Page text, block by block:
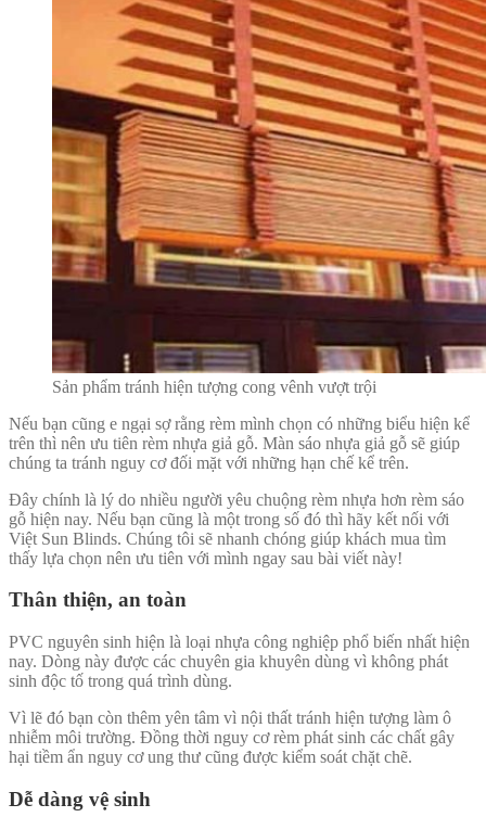
Sản phẩm tránh hiện tượng cong vênh vượt trội
Nếu bạn cũng e ngại sợ rằng rèm mình chọn có những biểu hiện kể
trên thì nên ưu tiên rèm nhựa giả gỗ. Màn sáo nhựa giả gỗ sẽ giúp
chúng ta tránh nguy cơ đối mặt với những hạn chế kể trên.
Đây chính là lý do nhiều người yêu chuộng rèm nhựa hơn rèm sáo
gỗ hiện nay. Nếu bạn cũng là một trong số đó thì hãy kết nối với
Việt Sun Blinds. Chúng tôi sẽ nhanh chóng giúp khách mua tìm
thấy lựa chọn nên ưu tiên với mình ngay sau bài viết này!
Thân thiện, an toàn
PVC nguyên sinh hiện là loại nhựa công nghiệp phổ biến nhất hiện
nay. Dòng này được các chuyên gia khuyên dùng vì không phát
sinh độc tố trong quá trình dùng.
Vì lẽ đó bạn còn thêm yên tâm vì nội thất tránh hiện tượng làm ô
nhiễm môi trường. Đồng thời nguy cơ rèm phát sinh các chất gây
hại tiềm ẩn nguy cơ ung thư cũng được kiểm soát chặt chẽ.
Dễ dàng vệ sinh